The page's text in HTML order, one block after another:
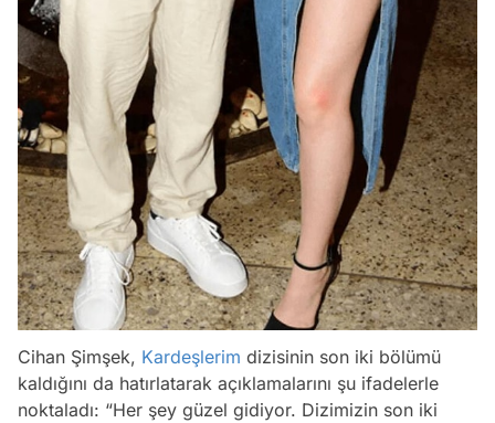
Cihan Şimşek, Kardeşlerim dizisinin son iki bölümü
kaldığını da hatırlatarak açıklamalarını şu ifadelerle
noktaladı: “Her şey güzel gidiyor. Dizimizin son iki